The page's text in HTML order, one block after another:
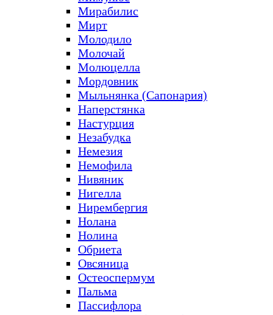
Мирабилис
Мирт
Молодило
Молочай
Молюцелла
Мордовник
Мыльнянка (Сапонария)
Наперстянка
Настурция
Незабудка
Немезия
Немофила
Нивяник
Нигелла
Нирембергия
Нолана
Нолина
Обриета
Овсяница
Остеоспермум
Пальма
Пассифлора